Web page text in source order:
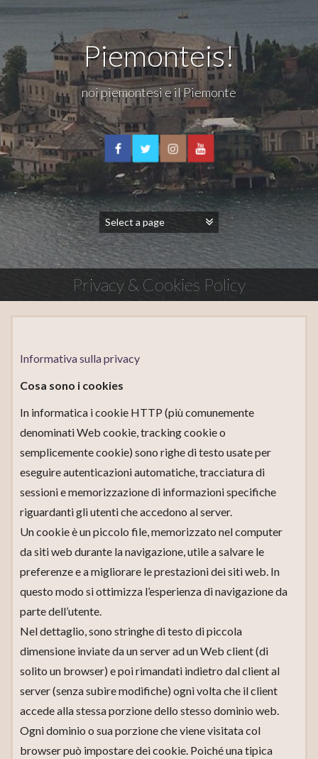
Piemonteis!
noi piemontesi e il Piemonte
Privacy & Cookies Policy
Informativa sulla privacy
Cosa sono i cookies
In informatica i cookie HTTP (più comunemente
denominati Web cookie, tracking cookie o
semplicemente cookie) sono righe di testo usate per
eseguire autenticazioni automatiche, tracciatura di
sessioni e memorizzazione di informazioni specifiche
riguardanti gli utenti che accedono al server.
Un cookie è un piccolo file, memorizzato nel computer
da siti web durante la navigazione, utile a salvare le
preferenze e a migliorare le prestazioni dei siti web. In
questo modo si ottimizza l’esperienza di navigazione da
parte dell’utente.
Nel dettaglio, sono stringhe di testo di piccola
dimensione inviate da un server ad un Web client (di
solito un browser) e poi rimandati indietro dal client al
server (senza subire modifiche) ogni volta che il client
accede alla stessa porzione dello stesso dominio web.
Ogni dominio o sua porzione che viene visitata col
browser può impostare dei cookie. Poiché una tipica